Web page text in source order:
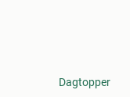
Dagtopper